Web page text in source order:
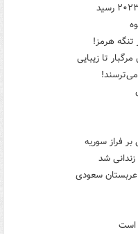
تنگه هرمز!
تا زیبایی
می‌ترسند!
بر فراز سوریه
شد
سعودی
است